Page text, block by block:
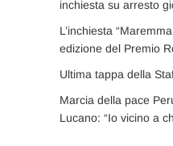
inchiesta su arresto
L’inchiesta
edizione del Premio
Ultima tappa della
Marcia della pace
Lucano: “Io vicino a